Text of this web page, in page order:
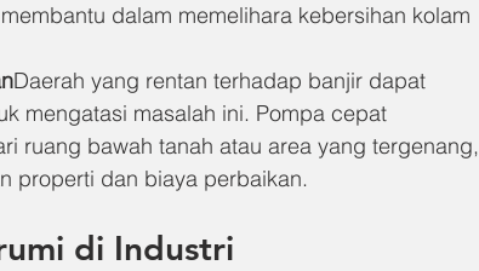
dalam memelihara kebersihan kolam
Daerah yang rentan terhadap banjir dapat
mengatasi masalah ini. Pompa cepat
ruang bawah tanah atau area yang tergenang,
properti dan biaya perbaikan.
di Industri